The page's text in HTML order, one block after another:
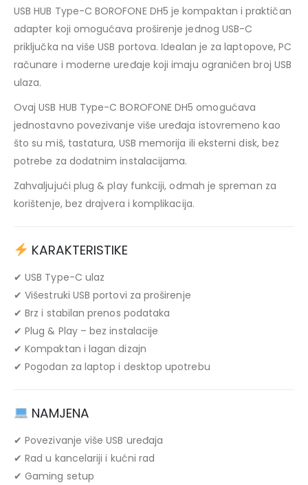
USB HUB Type-C BOROFONE DH5 je kompaktan i praktičan
adapter koji omogućava proširenje jednog USB-C
priključka na više USB portova. Idealan je za laptopove, PC
računare i moderne uređaje koji imaju ograničen broj USB
ulaza.
Ovaj USB HUB Type-C BOROFONE DH5 omogućava
jednostavno povezivanje više uređaja istovremeno kao
što su miš, tastatura, USB memorija ili eksterni disk, bez
potrebe za dodatnim instalacijama.
Zahvaljujući plug & play funkciji, odmah je spreman za
korištenje, bez drajvera i komplikacija.
KARAKTERISTIKE
✔ USB Type-C ulaz
✔ Višestruki USB portovi za proširenje
✔ Brz i stabilan prenos podataka
✔ Plug & Play – bez instalacije
✔ Kompaktan i lagan dizajn
✔ Pogodan za laptop i desktop upotrebu
NAMJENA
✔ Povezivanje više USB uređaja
✔ Rad u kancelariji i kućni rad
✔ Gaming setup